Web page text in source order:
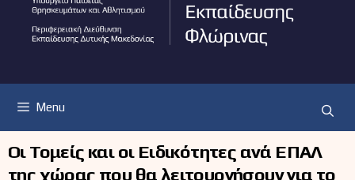
Menu
Οι Τομείς και οι Ειδικότητες ανά ΕΠΑΛ
της χώρας που θα λειτουργήσουν για το